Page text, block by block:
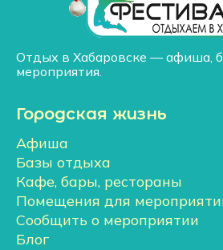
Отдых в Хабаровске — афиша,
мероприятия.
Городская жизнь
Афиша
Базы отдыха
Кафе, бары, рестораны
Помещения для
Сообщить о мероприятии
Блог